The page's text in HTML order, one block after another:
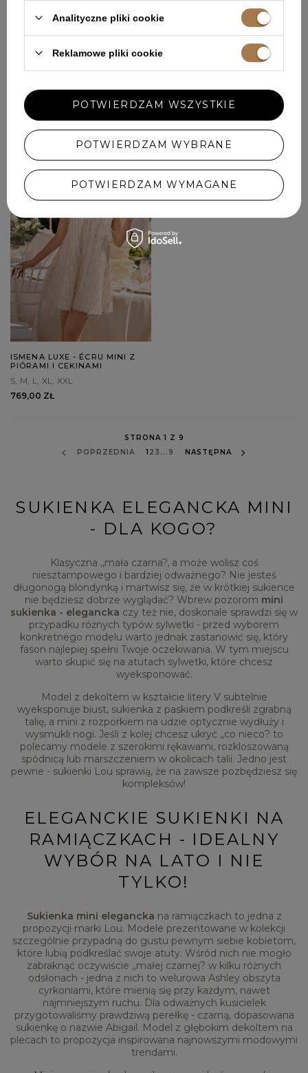
DOMINIC - PASTELOWO
KWIATAMI
XS
699,00 ZŁ
TOLEDA - JASNORÓŻOWA MINI
699,00 ZŁ
ISMENA LUXE - ÉCRU MINI Z
PIÓRAMI I CEKINAMI
S M L XL XXL
769,00 ZŁ
STRONA 1 Z 9
POPRZEDNIA
1 2 3 ... 9 NASTĘPNA
SUKIENKA ELEGANCKA MINI
- DLA KOGO?
Klasyczna ,,mała czarna?, a może wolisz coś
niesztampowego i bardziej odważnego? Nie jesteś
długonogą blondynką i martwisz się, że w krótkiej sukience
nie będziesz dobrze wyglądać? Wbrew pozorom mini
sukienka - elegancka czy też nie, doskonale sprawdzi się w
przypadku różnych typów sylwetki - przed wyborem
konkretnego modelu warto jednak zastanowić się, który
fason najlepiej spełni Twoje oczekiwania. W tym miejscu
warto skupić się na atutach sylwetki, które chcesz
wyeksponować.
Model z dekoltem w kształcie litery V subtelnie
wyeksponuje biust, sukienka z paskiem podkreśli zgrabną
talię, a mini z rozporkiem na udzie optycznie wydłuży i
wysmukli nogi. Jeśli z kolej chcesz ukryć ,,co nieco? to
polecamy modele z szerokimi rękawami, rozkloszowaną
spódnicą lub marszczeniem w okolicach talii. Jedno jest
pewne - sukienki Lou sprawią, że na zawsze pozbędziesz się
kompleksów!
ELEGANCKIE SUKIENKI NA
RAMIĄCZKACH - IDEALNY
WYBÓR NA LATO I NIE
TYLKO!
Sukienka mini elegancka na ramiączkach to jedna z
propozycji marki Lou. Modele prezentowane w kolekcji
szczególnie przypadną do gustu pewnym siebie kobietom,
które lubią podkreślać swoje atuty. Wśród nich nie mogło
zabraknąć oczywiście ,,małej czarnej? w kilku różnych
odsłonach - jedna z nich to welurowa Ashley obszyta
cyrkoniami, które mienią się przy każdym, nawet
najmniejszym ruchu. Dla odważnych kusicielek
przygotowaliśmy prawdziwą perełkę - czarną, dopasowana
sukienkę o nazwie Abigail. Model z głębokim dekoltem na
plecach to propozycja inspirowana najnowszymi modowymi
trendami.
Analityczne pliki cookie
Reklamowe pliki cookie
POTWIERDZAM WYBRANE
POTWIERDZAM WYMAGANE
POTWIERDZAM WSZYSTKIE